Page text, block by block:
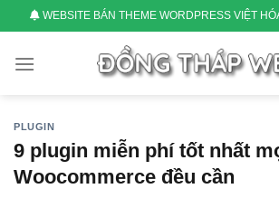
to
content
WEBSITE BÁN THEME WORDPRESS VIỆT
PLUGIN
9 plugin miễn phí tốt nhất
Woocommerce đều cần